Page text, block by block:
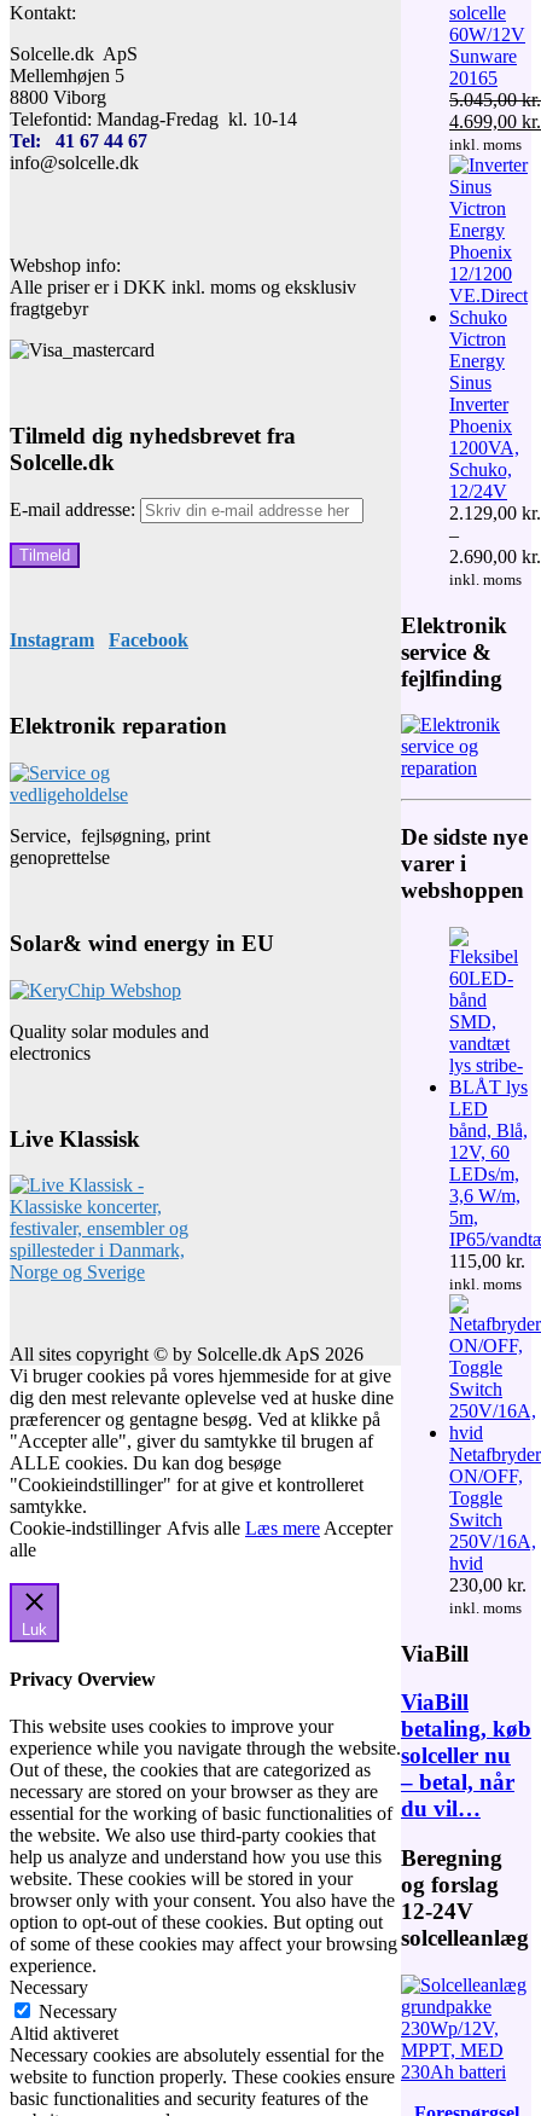
solcelle
60W/12V
Sunware
20165
5.045,00kr.
Den
oprindelige
pris
var:
5.045,00
4.699,00 kr.
Den
aktuelle
pris
er:
4.699,00
inkl. moms
Victron
Energy
Sinus
Inverter
Phoenix
1200VA,
Schuko,
12/24V
2.129,00 kr.
–
2.690,00 kr.
Prisinterval:
til
2.690,00 kr.
inkl. moms
Elektronik
service &
fejlfinding
De sidste nye
varer i
webshoppen
LED
bånd, Blå,
12V, 60
LEDs/m,
3,6 W/m,
5m,
IP65/
115,00 kr.
inkl. moms
Netafbryder
ON/OFF,
Toggle
Switch
250V/16A,
hvid
230,00 kr.
inkl. moms
ViaBill
ViaBill
betaling, køb
solceller nu
– betal, når
du vil…
Beregning
og forslag
12-24V
solcelleanlæg
Kontakt:
Solcelle.dk ApS
Mellemhøjen 5
8800 Viborg
Telefontid: Mandag-Fredag kl. 10-14
Tel: 41 67 44 67
info@solcelle.dk
Webshop info:
Alle priser er i DKK inkl. moms og eksklusiv
fragtgebyr
Tilmeld dig nyhedsbrevet fra
Solcelle.dk
E-mail addresse:
Instagram Facebook
Elektronik reparation
Service, fejlsøgning, print
genoprettelse
Solar& wind energy in EU
Quality solar modules and
electronics
Live Klassisk
All sites copyright © by Solcelle.dk ApS 2026
Vi bruger cookies på vores hjemmeside for at give
dig den mest relevante oplevelse ved at huske dine
præferencer og gentagne besøg. Ved at klikke på
"Accepter alle", giver du samtykke til brugen af
ALLE cookies. Du kan dog besøge
"Cookieindstillinger" for at give et kontrolleret
samtykke.
Cookie-indstillinger Afvis alle Læs mereAccepter
alle
Luk
Privacy Overview
This website uses cookies to improve your
experience while you navigate through the website.
Out of these, the cookies that are categorized as
necessary are stored on your browser as they are
essential for the working of basic functionalities of
the website. We also use third-party cookies that
help us analyze and understand how you use this
website. These cookies will be stored in your
browser only with your consent. You also have the
option to opt-out of these cookies. But opting out
of some of these cookies may affect your browsing
experience.
Necessary
Necessary
Altid aktiveret
Necessary cookies are absolutely essential for the
website to function properly. These cookies ensure
basic functionalities and security features of the